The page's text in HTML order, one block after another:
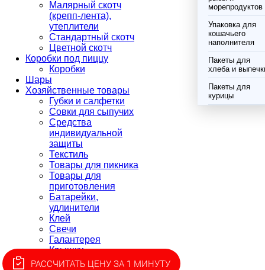
Малярный скотч
(крепп-лента),
утеплители
Стандартный скотч
Цветной скотч
Коробки под пиццу
Коробки
Шары
Хозяйственные товары
Губки и салфетки
Совки для сыпучих
Средства
индивидуальной
защиты
Текстиль
Товары для пикника
Товары для
приготовления
Батарейки,
удлинители
Клей
Свечи
Галантерея
Крышки
Скатерти
морепродуктов
Упаковка для
кошачьего
наполнителя
Пакеты для
хлеба и
Пакеты для
курицы
РАССЧИТАТЬ ЦЕНУ ЗА 1 МИНУТУ